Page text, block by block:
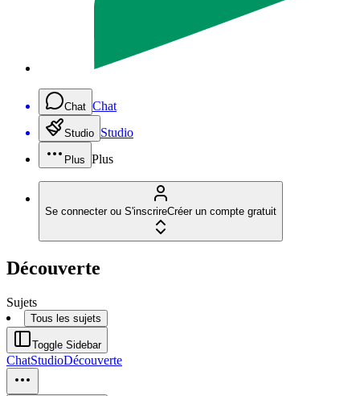
Chat Chat
Studio Studio
Plus Plus
Se connecter ou S'inscrireCréer un compte gratuit
Découverte
Sujets
Tous les sujets
Toggle Sidebar
ChatStudioDécouverte